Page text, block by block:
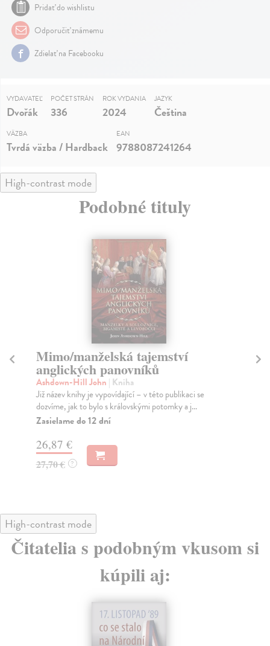
Pridať do wishlistu
Odporučiť známemu
Zdielať na Facebooku
VYDAVATEĽ
Dvořák
POČET STRÁN
336
ROK VYDANIA
2024
JAZYK
Čeština
VÄZBA
Tvrdá väzba / Hardback
EAN
9788087241264
High-contrast mode
Podobné tituly
Příběhy Staré dámy
Macek Tomáš| Kniha
Tato kniha by měla zaplnit dosud prázdné místo na
českém trhu, na němž neexistuje žádná kniha, zabýv...
Zasielame do 12 dní
56,30 € ?
High-contrast mode
Čitatelia s podobným vkusom si
kúpili aj: